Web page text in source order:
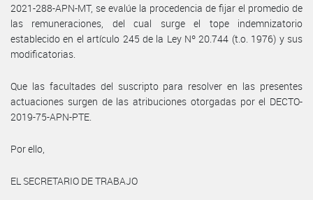
2021-288-APN-MT, se evalúe la procedencia de fijar el promedio de
las remuneraciones, del cual surge el tope indemnizatorio
establecido en el artículo 245 de la Ley Nº 20.744 (t.o. 1976) y sus
modificatorias.
Que las facultades del suscripto para resolver en las presentes
actuaciones surgen de las atribuciones otorgadas por el DECTO-
2019-75-APN-PTE.
Por ello,
EL SECRETARIO DE TRABAJO